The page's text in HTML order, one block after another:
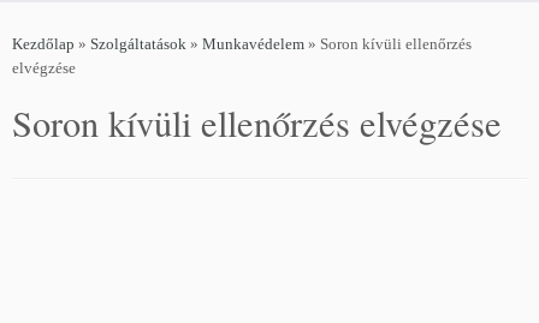
content
Kezdőlap » Szolgáltatások » Munkavédelem » Soron kívüli ellenőrzés
elvégzése
Soron kívüli ellenőrzés elvégzése